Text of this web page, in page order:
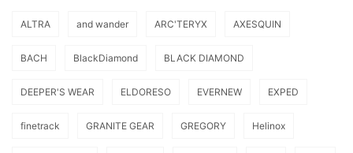
ALTRA and wander ARC'TERYX AXESQUIN
BACH BlackDiamond BLACK DIAMOND
DEEPER'S WEAR ELDORESO EVERNEW EXPED
finetrack GRANITE GEAR GREGORY Helinox